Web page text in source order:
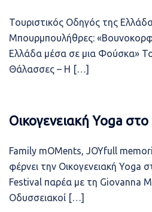
Τουριστικός Οδηγός της
Μπουρμπουλήθρες:
Ελλάδα μέσα σε μια Φούσκα»
Θάλασσες – Η […]
Οικογενειακή Yoga
Family mOMents, JOYfull
φέρνει την Οικογενειακή Yoga
Festival παρέα με τη Giovanna
Οδυσσειακοί […]